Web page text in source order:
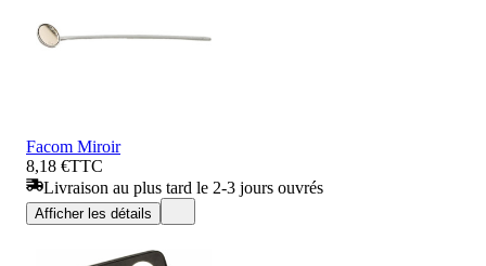
Facom Miroir
8,18 €TTC
Livraison au plus tard le 2-3 jours ouvrés
Afficher les détails